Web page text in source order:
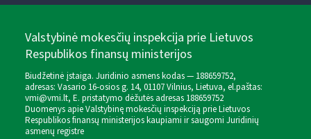
Valstybinė mokesčių inspekcija prie Lietuvos
Respublikos finansų ministerijos
Biudžetinė įstaiga. Juridinio asmens kodas — 188659752,
adresas: Vasario 16-osios g. 14, 01107 Vilnius, Lietuva, el.paštas:
vmi@vmi.lt, E. pristatymo dėžutės adresas 188659752
Duomenys apie Valstybinę mokesčių inspekciją prie Lietuvos
Respublikos finansų ministerijos kaupiami ir saugomi Juridinių
asmenų registre